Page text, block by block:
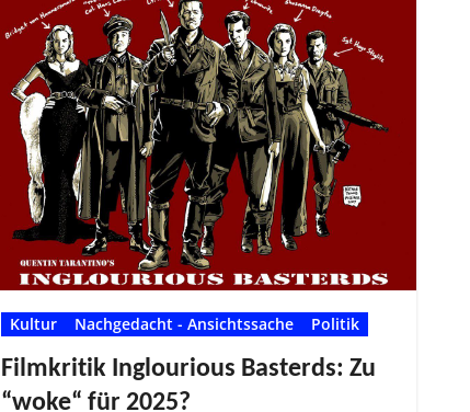
Kultur Nachgedacht - Ansichtssache Politik
Filmkritik Inglourious Basterds: Zu
“woke“ für 2025?